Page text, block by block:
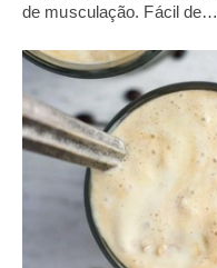
de musculação. Fácil de…